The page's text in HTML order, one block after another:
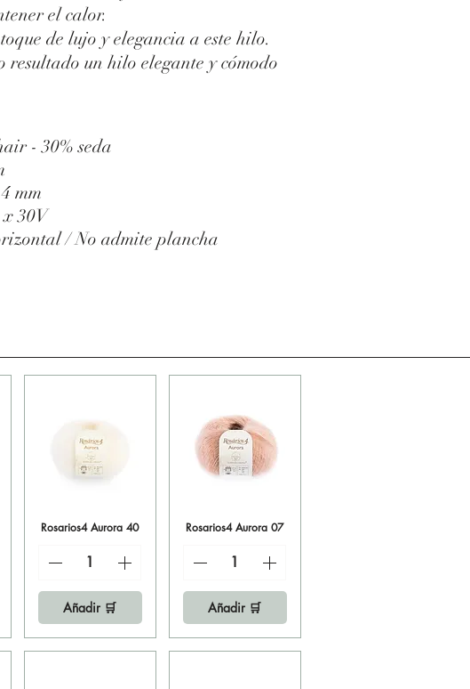
el calor.
de lujo y elegancia a este hilo.
resultado un hilo elegante y cómodo
- 30% seda
mm
x 30V
/ No admite plancha
Vista rápida
Rosarios4 Aurora 40
Añadir 🛒
Vista rápida
Rosarios4 Aurora 07
Añadir 🛒